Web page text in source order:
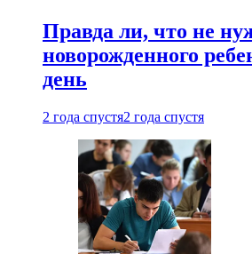
Правда ли, что не
новорожденного
день
2 года спустя2 года спустя